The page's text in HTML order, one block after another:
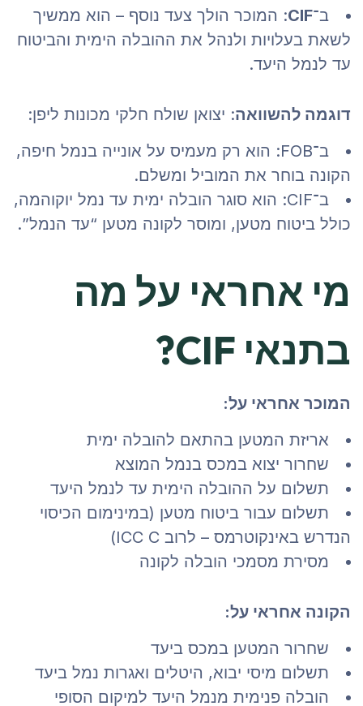
ב־CIF: המוכר הולך צעד נוסף – הוא ממשיך
לשאת בעלויות ולנהל את ההובלה הימית והביטוח
עד לנמל היעד.
דוגמה להשוואה: יצואן שולח חלקי מכונות ליפן:
ב־FOB: הוא רק מעמיס על אונייה בנמל חיפה,
הקונה בוחר את המוביל ומשלם.
ב־CIF: הוא סוגר הובלה ימית עד נמל יוקוהמה,
כולל ביטוח מטען, ומוסר לקונה מטען “עד הנמל”.
מי אחראי על מה
בתנאי CIF?
המוכר אחראי על:
אריזת המטען בהתאם להובלה ימית
שחרור יצוא במכס בנמל המוצא
תשלום על ההובלה הימית עד לנמל היעד
תשלום עבור ביטוח מטען (במינימום הכיסוי
הנדרש באינקוטרמס – לרוב ICC C)
מסירת מסמכי הובלה לקונה
הקונה אחראי על:
שחרור המטען במכס ביעד
תשלום מיסי יבוא, היטלים ואגרות נמל ביעד
הובלה פנימית מנמל היעד למיקום הסופי